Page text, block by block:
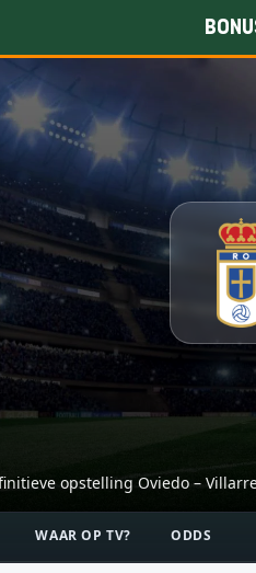
opstelling Oviedo –
WAAR OP TV? ODDS